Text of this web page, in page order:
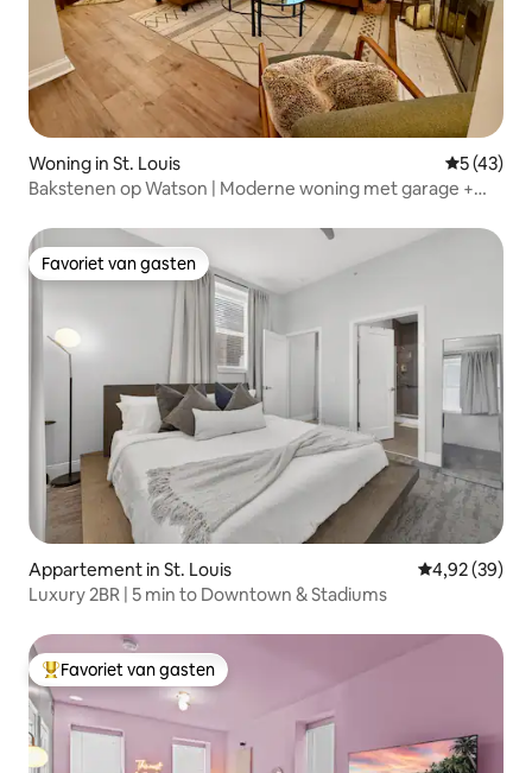
Woning in St. Louis
5 (43)
Bakstenen op Watson | Moderne woning met garage +
Favoriet van gasten
Favoriet van gasten
Appartement in St. Louis Gemiddelde
4,92 (39)
Luxury 2BR | 5 min to Downtown & Stadiums
Topfavoriet van gasten
Favoriet van gasten